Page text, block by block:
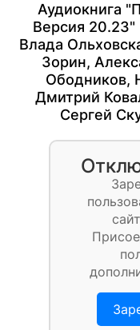
Аудиокнига
Версия 20.23"
Влада
Зорин,
Ободников,
Дмитрий
Сергей